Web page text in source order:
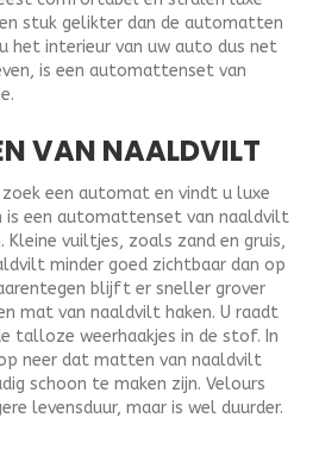
stuk gelikter dan de automatten
het interieur van uw auto dus net
is een automattenset van
VAN NAALDVILT
een automat en vindt u luxe
is een automattenset van naaldvilt
vuiltjes, zoals zand en gruis,
minder goed zichtbaar dan op
blijft er sneller grover
mat van naaldvilt haken. U raadt
talloze weerhaakjes in de stof. In
neer dat matten van naaldvilt
schoon te maken zijn. Velours
levensduur, maar is wel duurder.